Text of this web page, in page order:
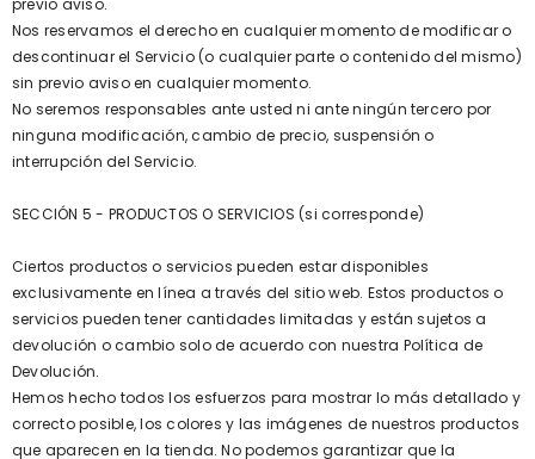
previo aviso.
Nos reservamos el derecho en cualquier momento de modificar o
descontinuar el Servicio (o cualquier parte o contenido del mismo)
sin previo aviso en cualquier momento.
No seremos responsables ante usted ni ante ningún tercero por
ninguna modificación, cambio de precio, suspensión o
interrupción del Servicio.
SECCIÓN 5 - PRODUCTOS O SERVICIOS (si corresponde)
Ciertos productos o servicios pueden estar disponibles
exclusivamente en línea a través del sitio web. Estos productos o
servicios pueden tener cantidades limitadas y están sujetos a
devolución o cambio solo de acuerdo con nuestra Política de
Devolución.
Hemos hecho todos los esfuerzos para mostrar lo más detallado y
correcto posible, los colores y las imágenes de nuestros productos
que aparecen en la tienda. No podemos garantizar que la